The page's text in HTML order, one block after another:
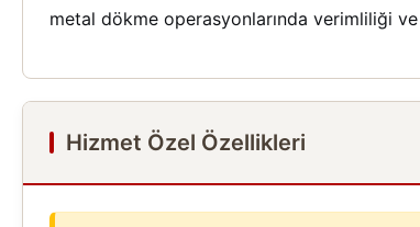
metal dökme operasyonlarında verimliliği
Hizmet Özel Özellikleri